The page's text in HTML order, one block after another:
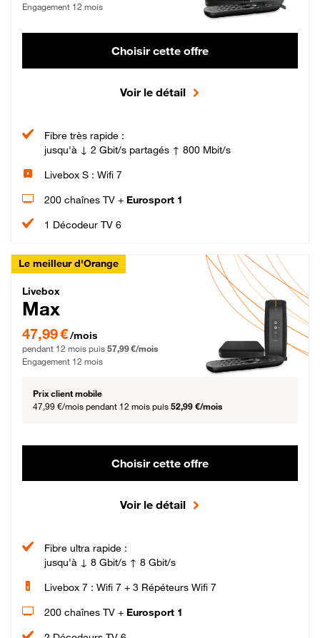
Engagement 12 mois
Choisir cette offre
Voir le détail
Fibre très rapide :
jusqu'à ↓ 2 Gbit/s partagés ↑ 800 Mbit/s
Livebox S : Wifi 7
200 chaînes TV + Eurosport 1
1 Décodeur TV 6
Le meilleur d'Orange
Livebox Max Fibre
Livebox
Max
47,99 € par mois pendant 12 mois puis 57,99 € par mois, Engagement 12 mois
47,99 €/mois
pendant 12 mois puis 57,99 €/mois
Engagement 12 mois
Prix client mobile
47,99 €/mois pendant 12 mois puis 52,99 €/mois
Choisir cette offre
Voir le détail
Fibre ultra rapide :
jusqu'à ↓ 8 Gbit/s ↑ 8 Gbit/s
Livebox 7 : Wifi 7 + 3 Répéteurs Wifi 7
200 chaînes TV + Eurosport 1